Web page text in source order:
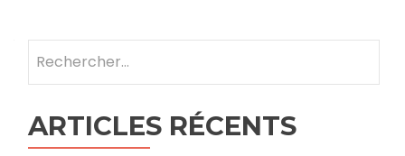
des
articles
ARTICLES RÉCENTS